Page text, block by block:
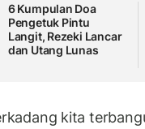
6 Kumpulan Doa
Pengetuk Pintu
Langit, Rezeki Lancar
dan Utang Lunas
kita